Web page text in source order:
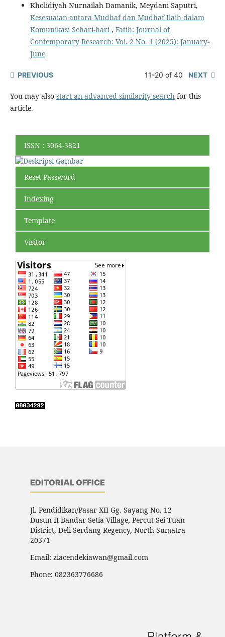
Kholidiyah Nurnailah Damanik, Meydani Saputri,
Kesesuaian antara Mudhaf dan Mudhaf Ilaih dalam
Komunikasi Sehari-hari, Fatih: Journal of
Contemporary Research: Vol. 2 No. 1 (2025): January-
June
PREVIOUS 11-20 of 40 NEXT
You may also start an advanced similarity searchfor this
article.
ISSN : 3064-3821
Reset Password
Indexing
Template
Visitor
EDITORIAL OFFICE
Jl. Pendidikan/Pasar XII Gg. Sayang No. 12
Dusun II Bandar Setia Village, Percut Sei Tuan
District, Deli Serdang Regency, North Sumatra
20371
Email: ziacendekiawan@gmail.com
Phone: 082363776686